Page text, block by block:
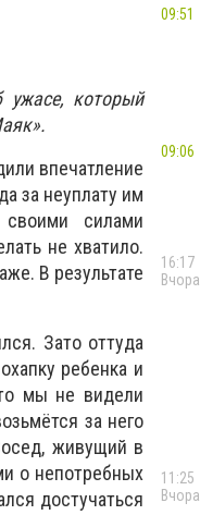
который
впечатление
за неуплату им
силами
не хватило.
В результате
Зато оттуда
ребенка и
мы не видели
за него
живущий в
о непотребных
достучаться
09:51
09:06
16:17
Вчора
11:25
Вчора